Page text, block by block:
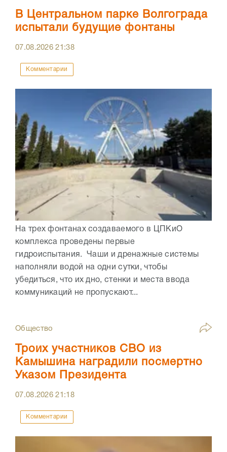
В Центральном парке Волгограда
испытали будущие фонтаны
07.08.202621:38
Комментарии
На трех фонтанах создаваемого в ЦПКиО
комплекса проведены первые
гидроиспытания. Чаши и дренажные системы
наполняли водой на одни сутки, чтобы
убедиться, что их дно, стенки и места ввода
коммуникаций не пропускают...
Общество
Троих участников СВО из
Камышина наградили посмертно
Указом Президента
07.08.202621:18
Комментарии